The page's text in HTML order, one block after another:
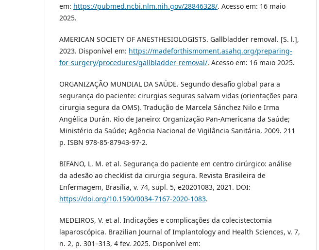
em: https://pubmed.ncbi.nlm.nih.gov/28846328/. Acesso em: 16 maio
2025.
AMERICAN SOCIETY OF ANESTHESIOLOGISTS. Gallbladder removal. [S. l.],
2023. Disponível em: https://madeforthismoment.asahq.org/preparing-
for-surgery/procedures/gallbladder-removal/. Acesso em: 16 maio 2025.
ORGANIZAÇÃO MUNDIAL DA SAÚDE. Segundo desafio global para a
segurança do paciente: cirurgias seguras salvam vidas (orientações para
cirurgia segura da OMS). Tradução de Marcela Sánchez Nilo e Irma
Angélica Durán. Rio de Janeiro: Organização Pan-Americana da Saúde;
Ministério da Saúde; Agência Nacional de Vigilância Sanitária, 2009. 211
p. ISBN 978-85-87943-97-2.
BIFANO, L. M. et al. Segurança do paciente em centro cirúrgico: análise
da adesão ao checklist da cirurgia segura. Revista Brasileira de
Enfermagem, Brasília, v. 74, supl. 5, e20201083, 2021. DOI:
https://doi.org/10.1590/0034-7167-2020-1083.
MEDEIROS, V. et al. Indicações e complicações da colecistectomia
laparoscópica. Brazilian Journal of Implantology and Health Sciences, v. 7,
n. 2, p. 301–313, 4 fev. 2025. Disponível em: